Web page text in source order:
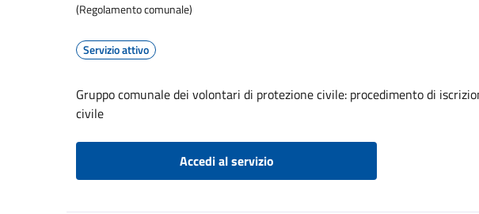
(Regolamento comunale)
Servizio attivo
Gruppo comunale dei volontari di protezione civile: procedimento di
civile
Accedi al servizio